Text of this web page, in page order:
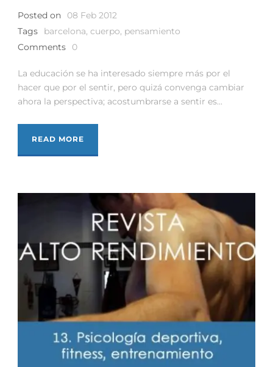
Posted on
08 Feb 2012
Tags
barcelona, cuerpo, pensamiento
Comments
0
La educación se ha interesado siempre más por el
hacer que por el sentir, pero quizá convenga cambiar
ahora la perspectiva; acostumbrarse a sentir es...
READ MORE